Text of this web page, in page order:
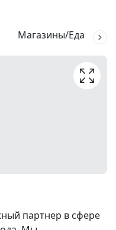
Магазины/Еда
партнер в сфере